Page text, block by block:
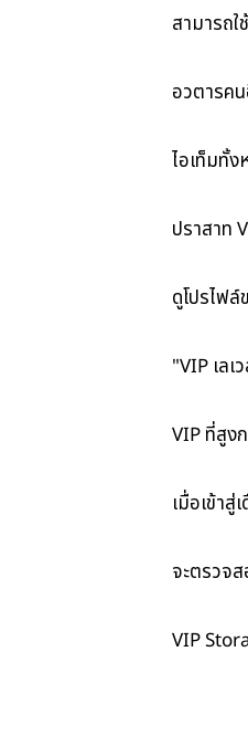
สามารถใ
อวตารค
ไอเท็มทั้ง
ปราสาท
ดูโปรไฟล์
"VIP เลเ
VIP ที่สูง
เมื่อเข้าสู่
จะตรวจส
VIP